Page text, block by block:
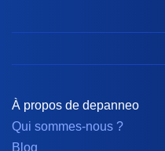
À propos de depanneo
Qui sommes-nous ?
Blog